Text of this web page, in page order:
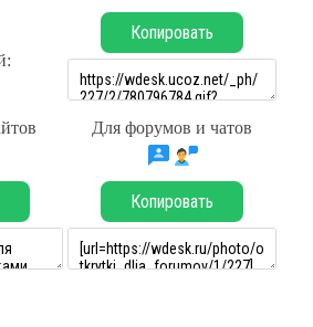
Копировать
Для форумов и чатов
Копировать